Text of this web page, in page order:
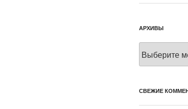
АРХИВЫ
СВЕЖИЕ